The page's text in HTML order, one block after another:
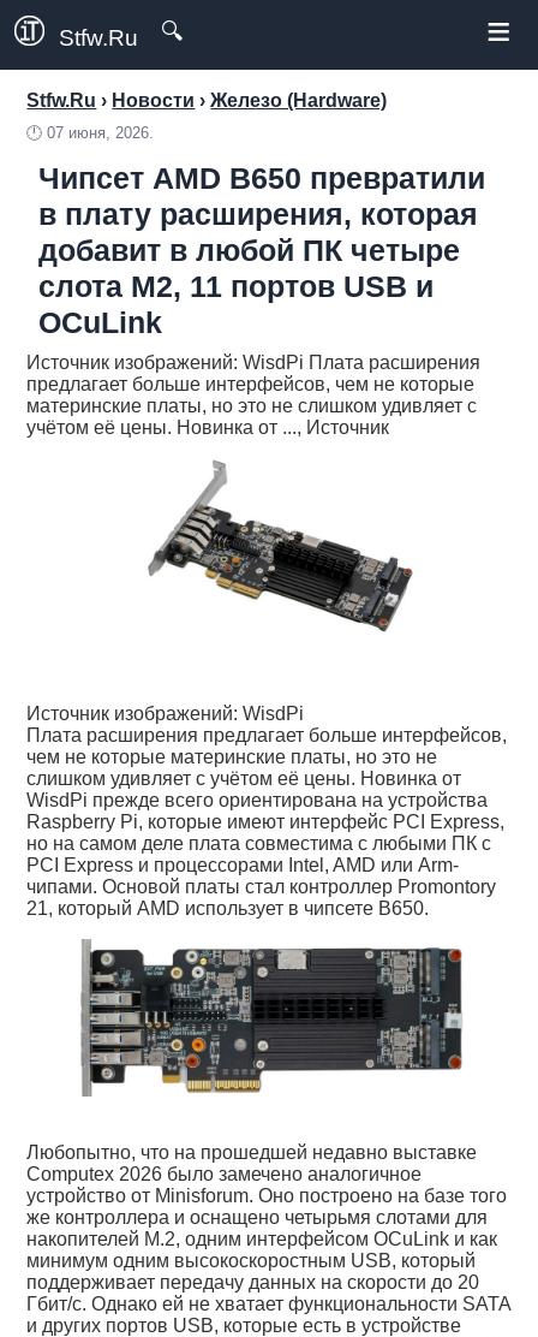
Stfw.Ru 🔍 ≡
Stfw.Ru › Новости ›Железо (Hardware)
🕛07 июня, 2026.
Чипсет AMD B650 превратили
в плату расширения, которая
добавит в любой ПК четыре
слота M2, 11 портов USB и
OCuLink
Источник изображений: WisdPi Плата расширения
предлагает больше интерфейсов, чем не которые
материнские платы, но это не слишком удивляет с
учётом её цены. Новинка от ..., Источник
Источник изображений: WisdPi
Плата расширения предлагает больше интерфейсов,
чем не которые материнские платы, но это не
слишком удивляет с учётом её цены. Новинка от
WisdPi прежде всего ориентирована на устройства
Raspberry Pi, которые имеют интерфейс PCI Express,
но на самом деле плата совместима с любыми ПК с
PCI Express и процессорами Intel, AMD или Arm-
чипами. Основой платы стал контроллер Promontory
21, который AMD использует в чипсете B650.
Любопытно, что на прошедшей недавно выставке
Computex 2026 было замечено аналогичное
устройство от Minisforum. Оно построено на базе того
же контроллера и оснащено четырьмя слотами для
накопителей M.2, одним интерфейсом OCuLink и как
минимум одним высокоскоростным USB, который
поддерживает передачу данных на скорости до 20
Гбит/с. Однако ей не хватает функциональности SATA
и других портов USB, которые есть в устройстве